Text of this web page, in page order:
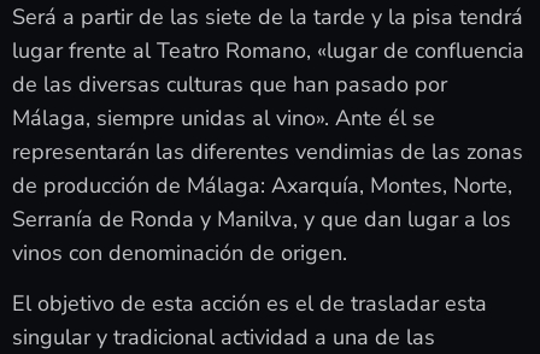
Será a partir de las siete de la tarde y la pisa tendrá
lugar frente al Teatro Romano, «lugar de confluencia
de las diversas culturas que han pasado por
Málaga, siempre unidas al vino». Ante él se
representarán las diferentes vendimias de las zonas
de producción de Málaga: Axarquía, Montes, Norte,
Serranía de Ronda y Manilva, y que dan lugar a los
vinos con denominación de origen.
El objetivo de esta acción es el de trasladar esta
singular y tradicional actividad a una de las